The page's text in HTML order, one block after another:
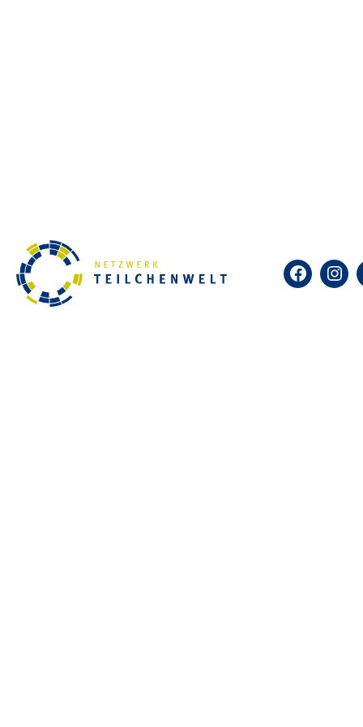
Facebook
Ihr werdet in kleinen Gruppen
den jeweiligen Instituten
Das Ganze ist für euch
übernehmen wir! Auch die
ihr von weiter her kommt,
Der Anmeldeschluss ist der